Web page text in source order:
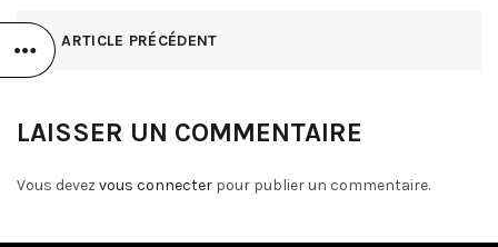
ARTICLE PRÉCÉDENT
LAISSER UN COMMENTAIRE
Vous devez vous connecter pour publier un commentaire.